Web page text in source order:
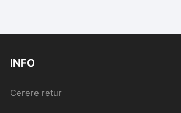
INFO
Cerere retur